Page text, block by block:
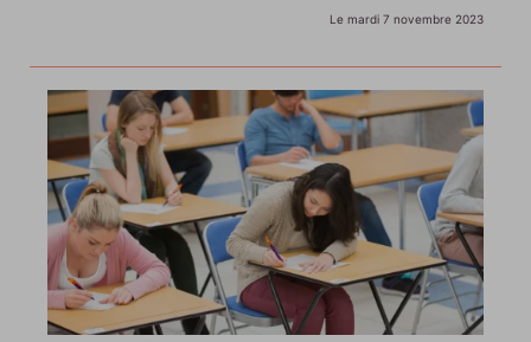
Le mardi 7 novembre 2023